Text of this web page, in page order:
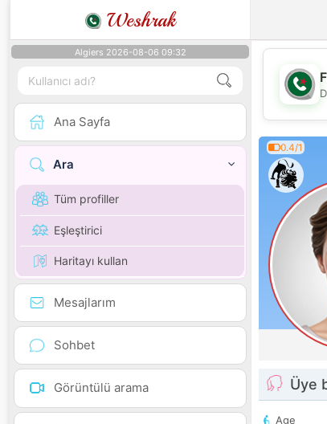
Weshrak
Algiers 2026-08-06 09:32
Ana Sayfa
Ara
Tüm profiller
Eşleştirici
Haritayı kullan
Mesajlarım
Sohbet
Görüntülü arama
0.4/1
Üye
Age